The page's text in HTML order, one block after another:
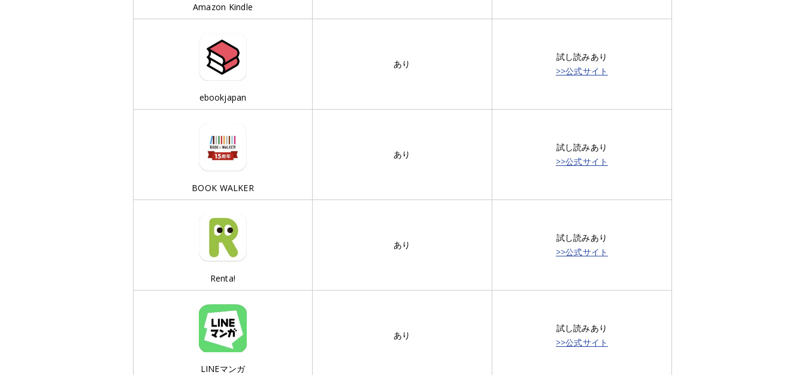
Amazon Kindle
ebookjapan
あり
試し読みあり
>>公式サイト
BOOK WALKER
あり
試し読みあり
>>公式サイト
Renta!
あり
試し読みあり
>>公式サイト
LINEマンガ
あり
試し読みあり
>>公式サイト